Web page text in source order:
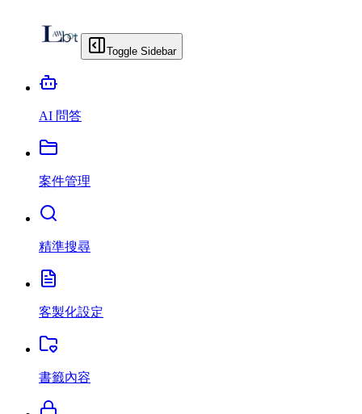
Toggle Sidebar
AI 問答
案件管理
精準搜尋
客製化設定
書籤內容